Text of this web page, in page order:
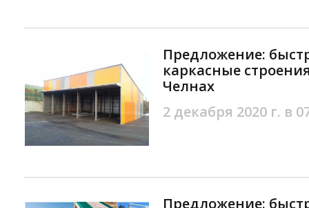
Предложение:
каркасные
Челнах
2 декабря 2020 г. в
Предложение: